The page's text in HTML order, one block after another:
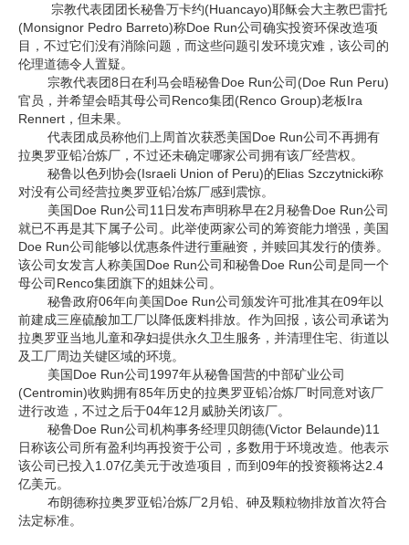
宗教代表团团长秘鲁万卡约(Huancayo)耶稣会大主教巴雷托
(Monsignor Pedro Barreto)称Doe Run公司确实投资环保改造项
目，不过它们没有消除问题，而这些问题引发环境灾难，该公司的
伦理道德令人置疑。
宗教代表团8日在利马会晤秘鲁Doe Run公司(Doe Run Peru)
官员，并希望会晤其母公司Renco集团(Renco Group)老板Ira
Rennert，但未果。
代表团成员称他们上周首次获悉美国Doe Run公司不再拥有
拉奥罗亚铅冶炼厂，不过还未确定哪家公司拥有该厂经营权。
秘鲁以色列协会(Israeli Union of Peru)的Elias Szczytnicki称
对没有公司经营拉奥罗亚铅冶炼厂感到震惊。
美国Doe Run公司11日发布声明称早在2月秘鲁Doe Run公司
就已不再是其下属子公司。此举使两家公司的筹资能力增强，美国
Doe Run公司能够以优惠条件进行重融资，并赎回其发行的债券。
该公司女发言人称美国Doe Run公司和秘鲁Doe Run公司是同一个
母公司Renco集团旗下的姐妹公司。
秘鲁政府06年向美国Doe Run公司颁发许可批准其在09年以
前建成三座硫酸加工厂以降低废料排放。作为回报，该公司承诺为
拉奥罗亚当地儿童和孕妇提供永久卫生服务，并清理住宅、街道以
及工厂周边关键区域的环境。
美国Doe Run公司1997年从秘鲁国营的中部矿业公司
(Centromin)收购拥有85年历史的拉奥罗亚铅冶炼厂时同意对该厂
进行改造，不过之后于04年12月威胁关闭该厂。
秘鲁Doe Run公司机构事务经理贝朗德(Victor Belaunde)11
日称该公司所有盈利均再投资于公司，多数用于环境改造。他表示
该公司已投入1.07亿美元于改造项目，而到09年的投资额将达2.4
亿美元。
布朗德称拉奥罗亚铅冶炼厂2月铅、砷及颗粒物排放首次符合
法定标准。